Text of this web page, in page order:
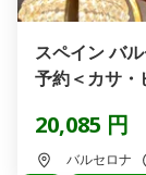
スペイン バ
予約＜カサ・
20,085 円
バルセロナ